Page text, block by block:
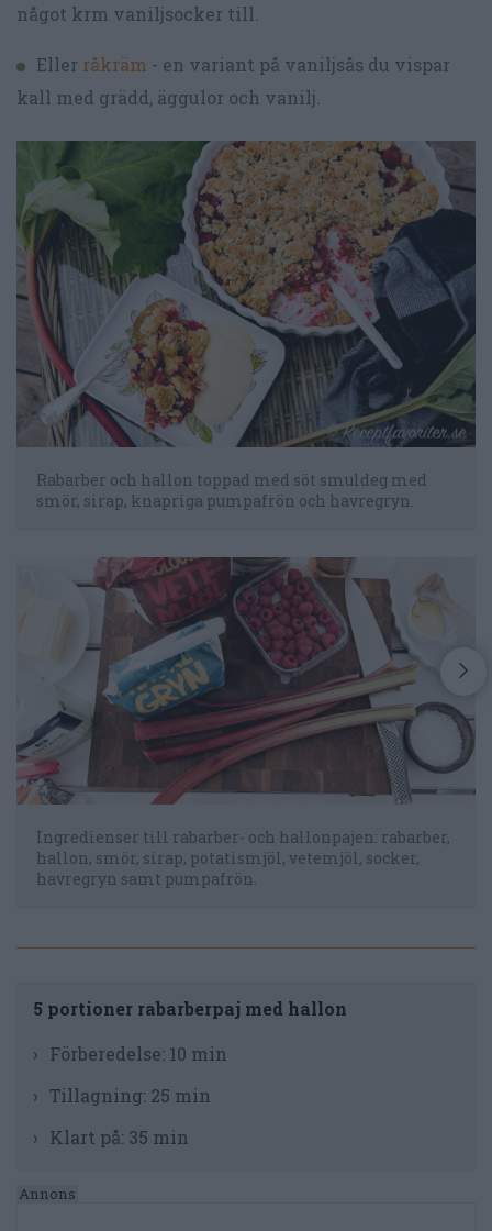
något krm vaniljsocker till.
Eller råkräm - en variant på vaniljsås du vispar
kall med grädd, äggulor och vanilj.
Rabarber och hallon toppad med söt smuldeg med
smör, sirap, knapriga pumpafrön och havregryn.
Ingredienser till rabarber- och hallonpajen: rabarber,
hallon, smör, sirap, potatismjöl, vetemjöl, socker,
havregryn samt pumpafrön.
5 portioner rabarberpaj med hallon
Förberedelse: 10 min
Tillagning: 25 min
Klart på: 35 min